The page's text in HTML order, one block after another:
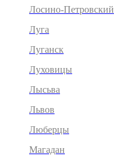
Лосино-Петровский
Луга
Луганск
Луховицы
Лысьва
Львов
Люберцы
Магадан